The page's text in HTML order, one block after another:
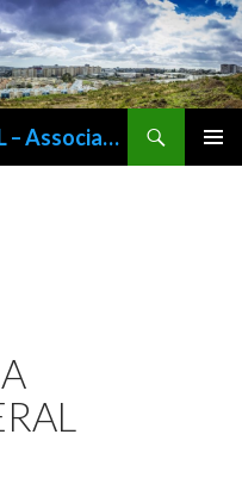
PROJECTO FAMÍLIA GLOBAL – Associação Para a Inserção Sócio-Cultural e Profissional da Família, IPSS